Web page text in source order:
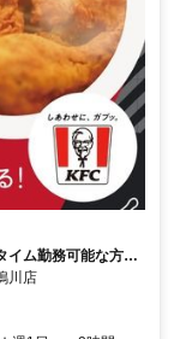
ム勤務可能な方大
川店